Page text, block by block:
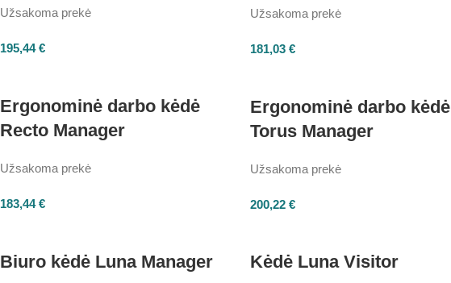
Užsakoma prekė
195,44€
Užsakoma prekė
181,03 €
Ergonominė darbo kėdė
Recto Manager
Užsakoma prekė
183,44€
Ergonominė darbo kėdė
Torus Manager
Užsakoma prekė
200,22 €
Biuro kėdė Luna Manager Kėdė Luna Visitor